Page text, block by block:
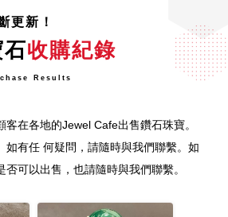
更新！
收購紀錄
Results
在各地的Jewel Cafe出售鑽石珠寶。
如有任 何疑問，請隨時與我們聯繫。如
可以出售，也請隨時與我們聯繫。